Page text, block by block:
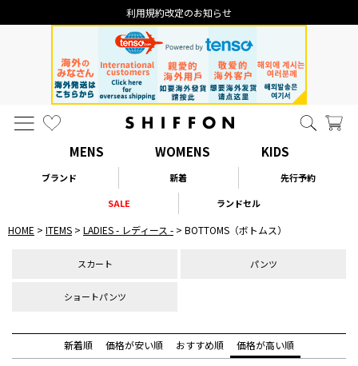
なりすまし・いたずら注文について
MENS WOMENS KIDS
ブランド 新着
先行予約
SALE
ランドセル
HOME ITEMS LADIES - レディース - BOTTOMS（ボトムス）
スカート パンツ
ショートパンツ
新着順 価格が安い順 おすすめ順 価格が高い順